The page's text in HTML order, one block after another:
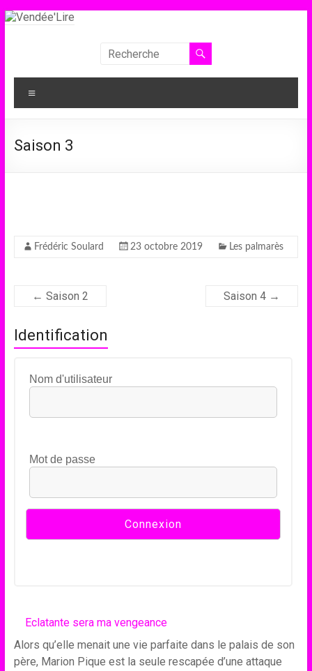
Aller
Vendée'Lire
Le
prix
collégiens
Saison 3
Frédéric Soulard 23 octobre 2019 Les palmarès
← Saison 2 Saison 4 →
Identification
Nom d'utilisateur
Mot de passe
Eclatante sera ma vengeance
Alors qu’elle menait une vie parfaite dans le palais de son
père, Marion Pique est la seule rescapée d’une attaque